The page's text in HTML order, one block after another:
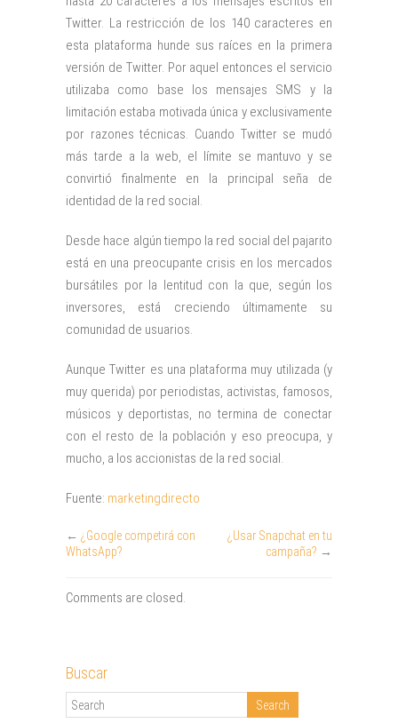
Twitter. La restricción de los 140 caracteres en
esta plataforma hunde sus raíces en la primera
versión de Twitter. Por aquel entonces el servicio
utilizaba como base los mensajes SMS y la
limitación estaba motivada única y exclusivamente
por razones técnicas. Cuando Twitter se mudó
más tarde a la web, el límite se mantuvo y se
convirtió finalmente en la principal seña de
identidad de la red social.
Desde hace algún tiempo la red social del pajarito
está en una preocupante crisis en los mercados
bursátiles por la lentitud con la que, según los
inversores, está creciendo últimamente su
comunidad de usuarios.
Aunque Twitter es una plataforma muy utilizada (y
muy querida) por periodistas, activistas, famosos,
músicos y deportistas, no termina de conectar
con el resto de la población y eso preocupa, y
mucho, a los accionistas de la red social.
Fuente: marketingdirecto
← ¿Google competirá con
WhatsApp?
¿Usar Snapchat en tu
campaña? →
Comments are closed.
Buscar